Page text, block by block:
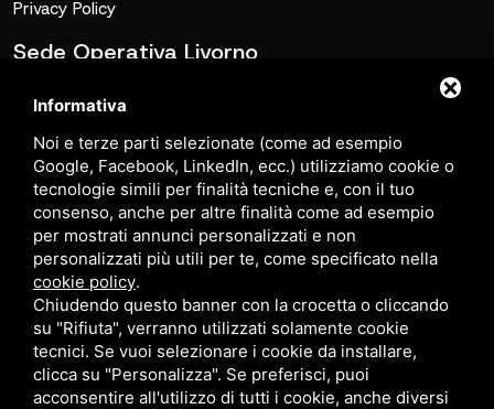
Privacy Policy
Sede Operativa Livorno
commerciale@metalmatic.it
Via Caduti di Nassirya, Loc. Le Morelline, 6C, 57016
Rosignano Solvay-Castiglioncello LI
Sede Operativa Lucca
commerciale@metalmaticsrl.it
0583-464203
Via di Tiglio, 1369/I 55100 Lucca
Informativa
Noi e terze parti selezionate (come ad esempio
Google, Facebook, LinkedIn, ecc.) utilizziamo cookie o
tecnologie simili per finalità tecniche e, con il tuo
consenso, anche per altre finalità come ad esempio
per mostrati annunci personalizzati e non
personalizzati più utili per te, come specificato nella
cookie policy.
Chiudendo questo banner con la crocetta o cliccando
su "Rifiuta", verranno utilizzati solamente cookie
tecnici. Se vuoi selezionare i cookie da installare,
clicca su "Personalizza". Se preferisci, puoi
acconsentire all'utilizzo di tutti i cookie, anche diversi